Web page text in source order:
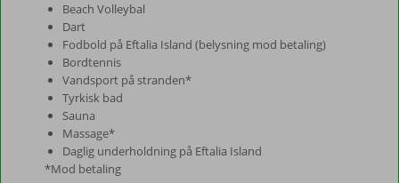
Beach Volleybal
Dart
Fodbold på Eftalia Island (belysning mod betaling)
Bordtennis
Vandsport på stranden*
Tyrkisk bad
Sauna
Massage*
Daglig underholdning på Eftalia Island
*Mod betaling